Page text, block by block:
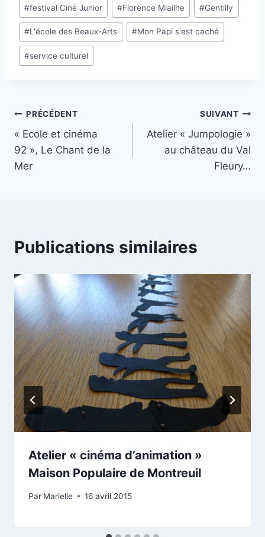
la
publication :
#festival Ciné Junior #Florence Miailhe #Gentilly
#L'école des Beaux-Arts #Mon Papi s'est caché
#service culturel
Navigation
de
l’article
PRÉCÉDENT
« Ecole et cinéma
92 », Le Chant de la
Mer
SUIVANT
Atelier « Jumpologie »
au château du Val
Fleury…
Publications similaires
Atelier « cinéma d’animation »
Maison Populaire de Montreuil
Par Marielle 16 avril 2015